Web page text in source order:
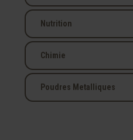
Nutrition
Chimie
Poudres Metalliques